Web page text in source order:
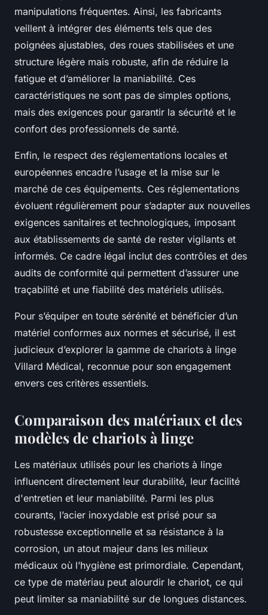
manipulations fréquentes. Ainsi, les fabricants
veillent à intégrer des éléments tels que des
poignées ajustables, des roues stabilisées et une
structure légère mais robuste, afin de réduire la
fatigue et d’améliorer la maniabilité. Ces
caractéristiques ne sont pas de simples options,
mais des exigences pour garantir la sécurité et le
confort des professionnels de santé.
Enfin, le respect des réglementations locales et
européennes encadre l’usage et la mise sur le
marché de ces équipements. Ces réglementations
évoluent régulièrement pour s’adapter aux nouvelles
exigences sanitaires et technologiques, imposant
aux établissements de santé de rester vigilants et
informés. Ce cadre légal inclut des contrôles et des
audits de conformité qui permettent d’assurer une
traçabilité et une fiabilité des matériels utilisés.
Pour s’équiper en toute sérénité et bénéficier d’un
matériel conformes aux normes et sécurisé, il est
judicieux d’explorer la gamme de chariots à linge
Villard Médical, reconnue pour son engagement
envers ces critères essentiels.
Comparaison des matériaux et des
modèles de chariots à linge
Les matériaux utilisés pour les chariots à linge
influencent directement leur durabilité, leur facilité
d'entretien et leur maniabilité. Parmi les plus
courants, l’acier inoxydable est prisé pour sa
robustesse exceptionnelle et sa résistance à la
corrosion, un atout majeur dans les milieux
médicaux où l’hygiène est primordiale. Cependant,
ce type de matériau peut alourdir le chariot, ce qui
peut limiter sa maniabilité sur de longues distances.